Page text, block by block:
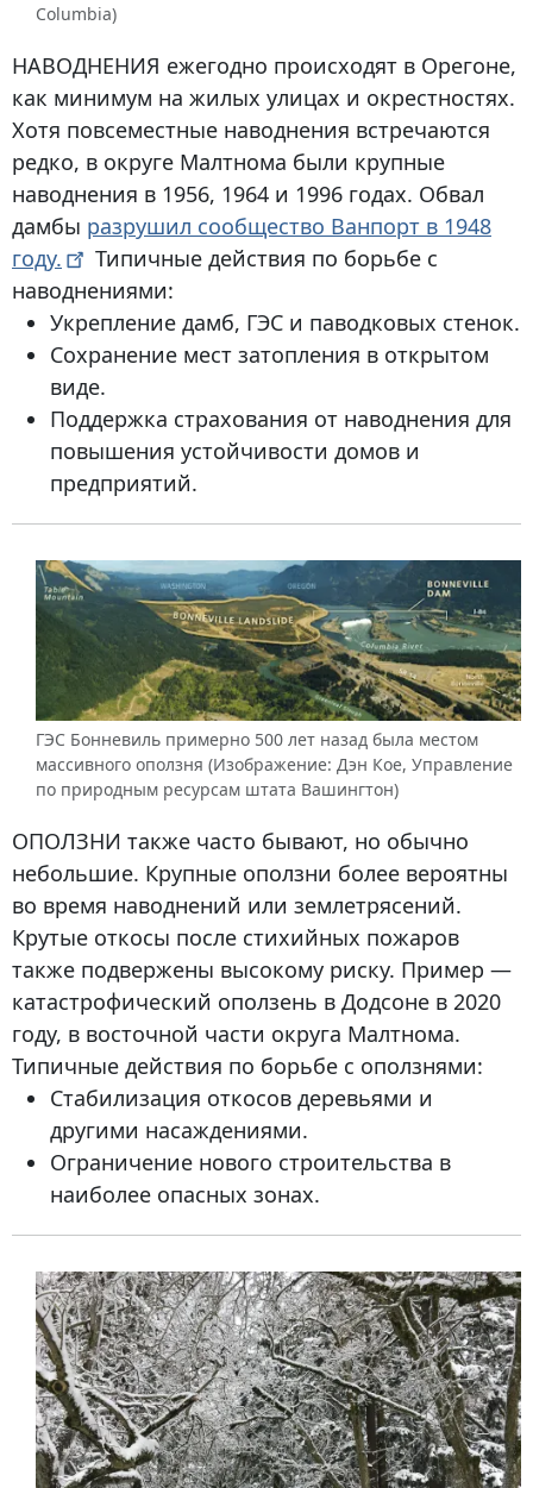
Columbia)
НАВОДНЕНИЯ ежегодно происходят в Орегоне,
как минимум на жилых улицах и окрестностях.
Хотя повсеместные наводнения встречаются
редко, в округе Малтнома были крупные
наводнения в 1956, 1964 и 1996 годах. Обвал
дамбы разрушил сообщество Ванпорт в 1948
году.
Типичные действия по борьбе с
наводнениями:
Укрепление дамб, ГЭС и паводковых стенок.
Сохранение мест затопления в открытом
виде.
Поддержка страхования от наводнения для
повышения устойчивости домов и
предприятий.
ГЭС Бонневиль примерно 500 лет назад была местом
массивного оползня (Изображение: Дэн Кое, Управление
по природным ресурсам штата Вашингтон)
ОПОЛЗНИ также часто бывают, но обычно
небольшие. Крупные оползни более вероятны
во время наводнений или землетрясений.
Крутые откосы после стихийных пожаров
также подвержены высокому риску. Пример —
катастрофический оползень в Додсоне в 2020
году, в восточной части округа Малтнома.
Типичные действия по борьбе с оползнями:
Стабилизация откосов деревьями и
другими насаждениями.
Ограничение нового строительства в
наиболее опасных зонах.